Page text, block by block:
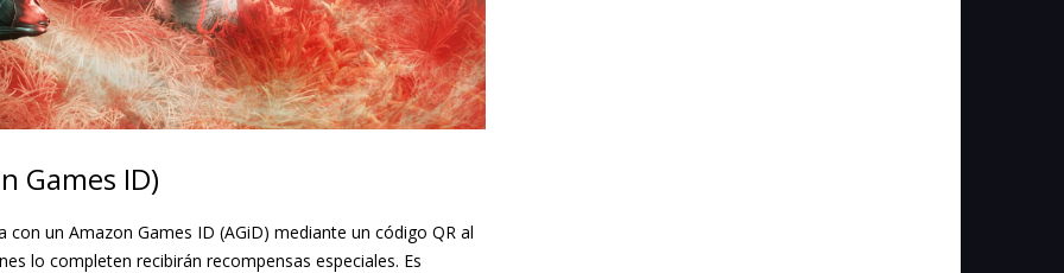
Games ID)
un Amazon Games ID (AGiD) mediante un código QR al
lo completen recibirán recompensas especiales. Es